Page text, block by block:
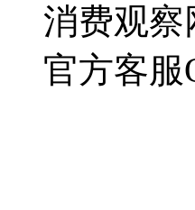
消费观察
官方客服